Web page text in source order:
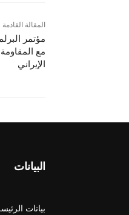
المقالة القادمة
مؤتمر
مع المقاومة
الإيراني
البيانات
بيانات